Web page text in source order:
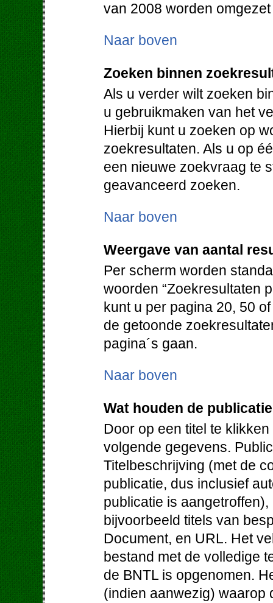
van 2008 worden
Naar boven
Zoeken binnen
Als u verder wilt zoeken
u gebruikmaken van het
Hierbij kunt u zoeken op
zoekresultaten. Als u op
een nieuwe zoekvraag te
geavanceerd zoeken.
Naar boven
Weergave van aantal
Per scherm worden
woorden “Zoekresultaten
kunt u per pagina 20, 50
de getoonde
pagina´s gaan.
Naar boven
Wat houden de
Door op een titel te
volgende gegevens.
Titelbeschrijving (met de
publicatie, dus inclusief
publicatie is
bijvoorbeeld titels van
Document, en URL. Het
bestand met de volledige
de BNTL is opgenomen.
(indien aanwezig) waarop